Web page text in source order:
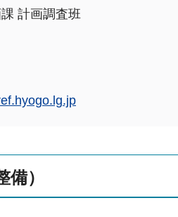
計画調査班
）